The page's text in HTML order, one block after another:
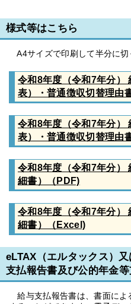
様式等はこちら
A4サイズで印刷して半分に切
令和8年度（令和7年分）
表）・普通徴収切替理由
令和8年度（令和7年分）
表）・普通徴収切替理由
令和8年度（令和7年分）
細書）（PDF)
令和8年度（令和7年分）
細書）（Excel)
eLTAX（エルタックス）
支払報告書及び公的年金
給与支払報告書は、書面によ